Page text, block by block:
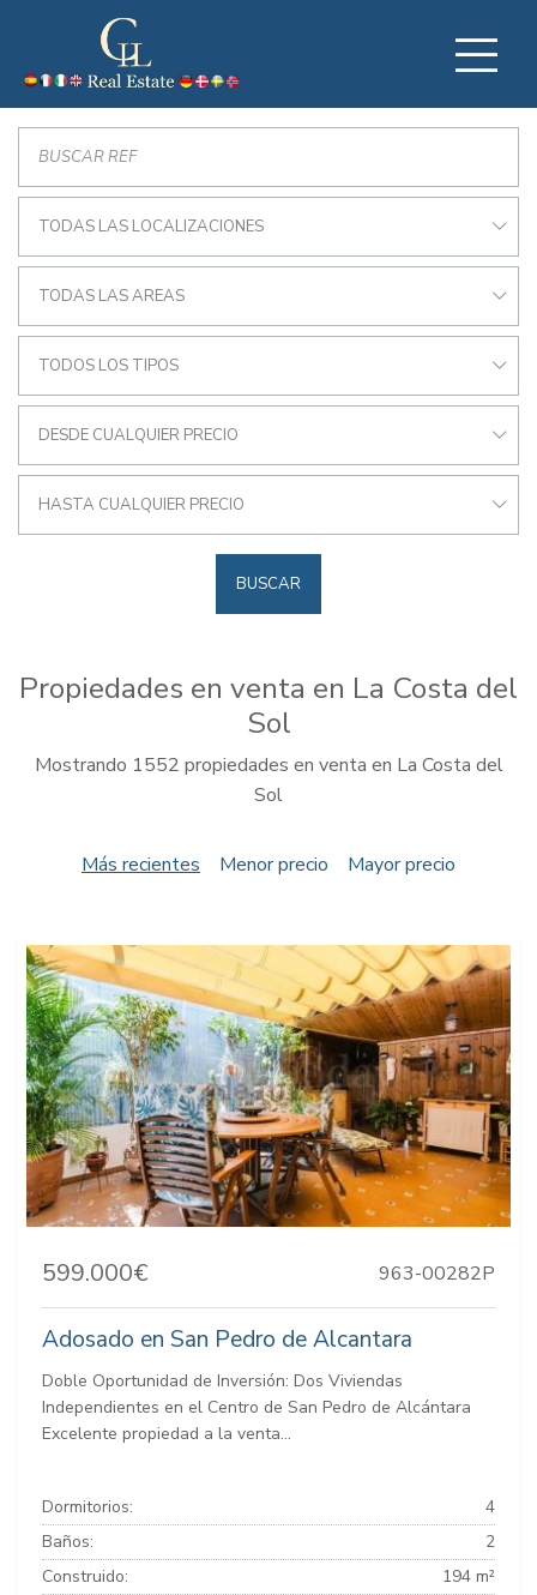
TODAS LAS LOCALIZACIONES
TODAS LAS AREAS
TODOS LOS TIPOS
DESDE CUALQUIER PRECIO
HASTA CUALQUIER PRECIO
BUSCAR
Propiedades en venta en La Costa del
Sol
Mostrando 1552 propiedades en venta en La Costa del
Sol
Más recientes Menor precio Mayor precio
599.000€ 963-00282P
Adosado en San Pedro de Alcantara
Doble Oportunidad de Inversión: Dos Viviendas
Independientes en el Centro de San Pedro de Alcántara
Excelente propiedad a la venta...
Dormitorios:
4
Baños:
2
Construido:
194 m²